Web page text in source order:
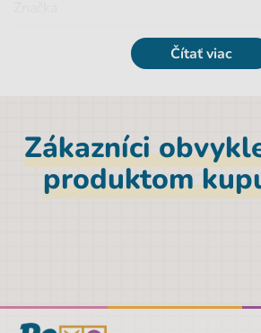
Druh
Hĺbka
Hĺbka obalu
Čítať viac
Zákazníci
produktom